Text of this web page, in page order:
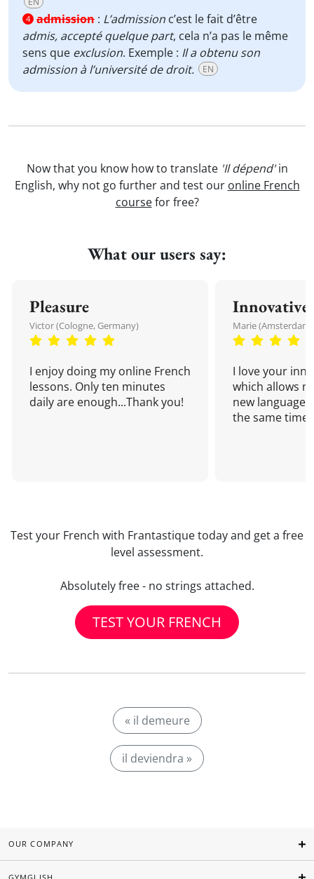
4 admission : L’admission c’est le fait d’être
admis, accepté quelque part, cela n’a pas le même
sens que exclusion. Exemple : Il a obtenu son
admission à l’université de droit.
EN
Now that you know how to translate 'Il dépend'in
English, why not go further and test our online French
coursefor free?
What our users say:
Pleasure
Victor (Cologne, Germany)
I enjoy doing my online French
lessons. Only ten minutes
daily are enough...Thank you!
Innovative
Marie
I love your
which allows
new language
the same time!
Test your French with Frantastique today and get a free
level assessment.
Absolutely free - no strings attached.
TEST YOUR FRENCH
« il demeure
il deviendra »
OUR COMPANY